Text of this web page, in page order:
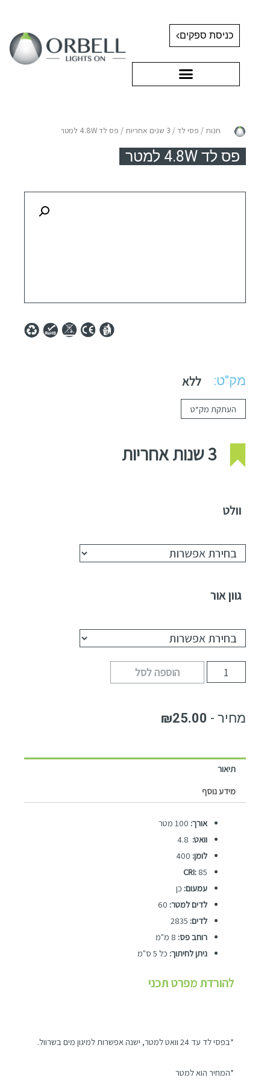
כניסת ספקים
חנות / פסי לד/ 3 שנים אחריות / פס לד 4.8W למטר
פס לד 4.8W למטר
מק"ט: ללא
העתקת מק“ט
3 שנות אחריות
וולט
גוון אור
הוספה לסל
₪25.00
תיאור
מידע נוסף
אורך:
וואט:
לומן: 400
CRI: 85
עמעום: כן
לדים למטר:
לדים: 2835
רוחב פס: 8 מ"מ
ניתן לחיתוך: כל 5 ס"מ
להורדת מפרט תכני
*בפסי לד עד 24 וואט למטר, ישנה אפשרות למיגון מים בשרוול.
*המחיר הוא למטר